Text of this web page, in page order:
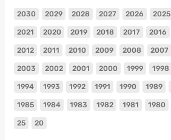
2030 2029 2028 2027 2026 2025
2021 2020 2019 2018 2017 2016
2012 2011 2010 2009 2008 2007
2003 2002 2001 2000 1999 1998
1994 1993 1992 1991 1990 1989
1985 1984 1983 1982 1981 1980
25 20